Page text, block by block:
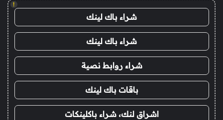
!
شراء باك لينك
شراء باك لينك
شراء روابط نصية
باقات باك لينك
اشراق لنك، شراء باكلينكات